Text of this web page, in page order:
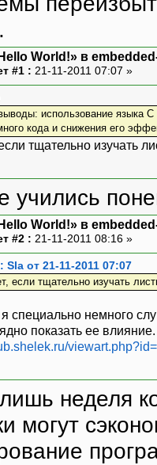
World!» в
#1 : 21-11-2011 07:07 »
использование языка C
кода и снижения его
тщательно изучать
учились
World!» в
#2 : 21-11-2011 08:16 »
Sla от 21-11-2011 07:07
если тщательно изучать
специально немного
показать ее
неделя
могут